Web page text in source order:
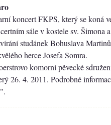
koncert FKPS, který se koná
sále v kostele sv. Šimona
studánek Bohuslava
herce Josefa Somra.
komorní pěvecké
26. 4. 2011. Podrobné